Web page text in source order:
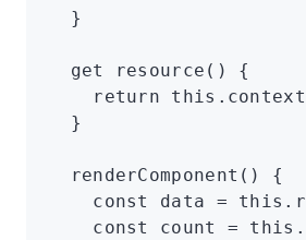
  }
  get
resource () {
    return
this . context
  }
  renderComponent
() {
    const
data = this .
    const
count = this .